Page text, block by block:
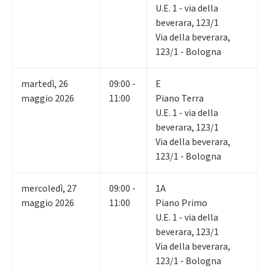
U.E. 1 - via della
beverara, 123/1
Via della beverara,
123/1 - Bologna
martedì, 26
maggio 2026
09:00 -
11:00
E
Piano Terra
U.E. 1 - via della
beverara, 123/1
Via della beverara,
123/1 - Bologna
mercoledì, 27
maggio 2026
09:00 -
11:00
1A
Piano Primo
U.E. 1 - via della
beverara, 123/1
Via della beverara,
123/1 - Bologna